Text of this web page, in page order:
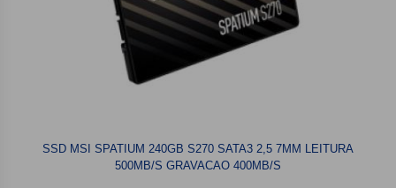
SSD MSI SPATIUM 240GB S270 SATA3 2,5 7MM LEITURA
500MB/S GRAVACAO 400MB/S